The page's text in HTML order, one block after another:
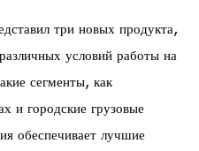
три новых продукта,
условий работы на
сегменты, как
и городские грузовые
обеспечивает лучшие